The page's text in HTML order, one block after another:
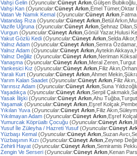
Vahşi Gelin (Oyuncular:Cüneyt Arkın ,Gülşen
Vahşi Kan (Oyuncular:Cüneyt Arkın ,Emel
Vatan Ve Namık Kemal (Oyuncular:Cüneyt Arkın
Vatandaş Rıza (Oyuncular:Cüneyt Arkın ,Betül
Vazife Uğruna (Oyuncular:Cüneyt Arkın ,Şehnaz
Vurgun (Oyuncular:Cüneyt Arkın ,Gönül Yazar,Hulusi
Yakut Gözlü Kedi (Oyuncular:Cüneyt Arkın ,Selda
Yalnız Adam (Oyuncular:Cüneyt Arkın ,Semra
Yalnız Adam (Oyuncular:Cüneyt Arkın ,Aytekin
Yalnız Değiliz (Oyuncular:Cüneyt Arkın ,Neriman
Yanaşma (Oyuncular:Cüneyt Arkın ,Meral
Yankesici Kız (Oyuncular:Cüneyt Arkın ,Filiz
Yaralı Kurt (Oyuncular:Cüneyt Arkın ,Ahmet
Yarım Kalan Saadet (Oyuncular:Cüneyt Arkın ,Filiz
Yarınsız Adam (Oyuncular:Cüneyt Arkın ,Suna
Yaşadıkça (Oyuncular:Cüneyt Arkın ,Serpil
Yasak İlişki (Oyuncular:Cüneyt Arkın ,Ahu
Yaşamak (Oyuncular:Cüneyt Arkın ,Eşref
Yıkılan Yuva (Oyuncular:Cüneyt Arkın ,Filiz
Yıkılmayan Adam (Oyuncular:Cüneyt Arkın ,Eşref
Yumurcak Köprüaltı Çocuğu (Oyuncular:Cüneyt Arkın
Yusuf İle Züleyha / Hazreti Yusuf (Oyuncular:Cüneyt
Yüzbaşı Kemal (Oyuncular:Cüneyt Arkın ,Suzan
Yüzbaşının Kızı (Oyuncular:Cüneyt Arkın ,Zeynep
Zehirli Hayat (Oyuncular:Cüneyt Arkın ,Semiramis
Zengin Ve Serseri (Oyuncular:Cüneyt Arkın ,Kenan